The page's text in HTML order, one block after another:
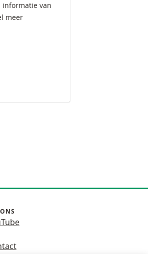
informatie van
meer